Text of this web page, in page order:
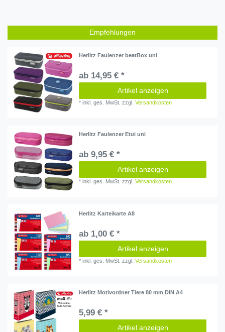
Empfehlungen
Herlitz Faulenzer beatBox uni
ab 14,95 € *
Artikel anzeigen
*inkl. ges. MwSt. zzgl.Versandkosten
Herlitz Faulenzer Etui uni
ab 9,95 € *
Artikel anzeigen
*inkl. ges. MwSt. zzgl.Versandkosten
Herlitz Karteikarte A8
ab 1,00 € *
Artikel anzeigen
*inkl. ges. MwSt. zzgl.Versandkosten
Herlitz Motivordner Tiere 80 mm DIN A4
5,99 € *
Artikel anzeigen